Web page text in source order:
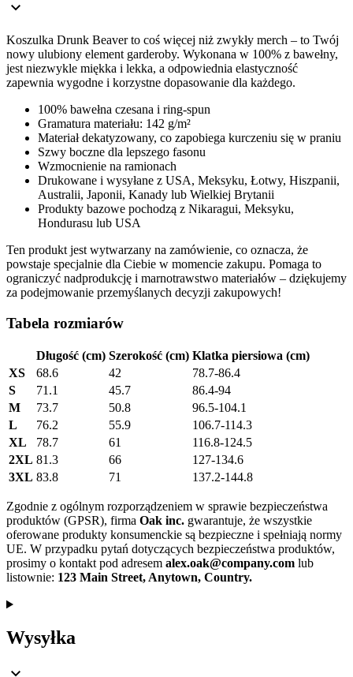
Koszulka Drunk Beaver to coś więcej niż zwykły merch – to Twój
nowy ulubiony element garderoby. Wykonana w 100% z bawełny,
jest niezwykle miękka i lekka, a odpowiednia elastyczność
zapewnia wygodne i korzystne dopasowanie dla każdego.
100% bawełna czesana i ring-spun
Gramatura materiału: 142 g/m²
Materiał dekatyzowany, co zapobiega kurczeniu się w praniu
Szwy boczne dla lepszego fasonu
Wzmocnienie na ramionach
Drukowane i wysyłane z USA, Meksyku, Łotwy, Hiszpanii,
Australii, Japonii, Kanady lub Wielkiej Brytanii
Produkty bazowe pochodzą z Nikaragui, Meksyku,
Hondurasu lub USA
Ten produkt jest wytwarzany na zamówienie, co oznacza, że
powstaje specjalnie dla Ciebie w momencie zakupu. Pomaga to
ograniczyć nadprodukcję i marnotrawstwo materiałów – dziękujemy
za podejmowanie przemyślanych decyzji zakupowych!
Tabela rozmiarów
Długość (cm) Szerokość (cm) Klatka piersiowa (cm)
XS
68.6 42
78.7-86.4
S
71.1 45.7
86.4-94
M
73.7 50.8
96.5-104.1
L
76.2 55.9
106.7-114.3
XL
78.7 61
116.8-124.5
2XL 81.3 66
127-134.6
3XL 83.8 71 137.2-144.8
Zgodnie z ogólnym rozporządzeniem w sprawie bezpieczeństwa
produktów (GPSR), firma Oak inc. gwarantuje, że wszystkie
oferowane produkty konsumenckie są bezpieczne i spełniają normy
UE. W przypadku pytań dotyczących bezpieczeństwa produktów,
prosimy o kontakt pod adresem alex.oak@company.com lub
listownie: 123 Main Street, Anytown, Country.
Wysyłka